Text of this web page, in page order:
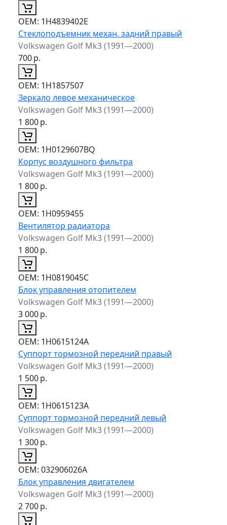
ОЕМ: 1H4839402E
Стеклоподъемник механ. задний правый
Volkswagen Golf Mk3 (1991—2000)
700р.
ОЕМ: 1H1857507
Зеркало левое механическое
Volkswagen Golf Mk3 (1991—2000)
1 800р.
ОЕМ: 1H0129607BQ
Корпус воздушного фильтра
Volkswagen Golf Mk3 (1991—2000)
1 800р.
ОЕМ: 1H0959455
Вентилятор радиатора
Volkswagen Golf Mk3 (1991—2000)
1 800р.
ОЕМ: 1H0819045C
Блок управления отопителем
Volkswagen Golf Mk3 (1991—2000)
3 000р.
ОЕМ: 1H0615124A
Суппорт тормозной передний правый
Volkswagen Golf Mk3 (1991—2000)
1 500р.
ОЕМ: 1H0615123A
Суппорт тормозной передний левый
Volkswagen Golf Mk3 (1991—2000)
1 300р.
ОЕМ: 032906026A
Блок управления двигателем
Volkswagen Golf Mk3 (1991—2000)
2 700р.